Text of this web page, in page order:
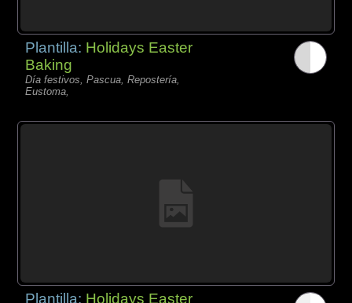
Plantilla: Holidays Easter
Baking
Día festivos, Pascua, Repostería,
Eustoma,
Plantilla: Holidays Easter